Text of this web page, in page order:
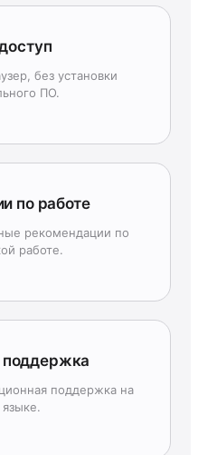
без установки
ПО.
по работе
рекомендации по
работе.
поддержка
поддержка на